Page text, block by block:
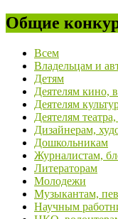
Общие
Всем
Владельцам и
Детям
Деятелям кино,
Деятелям
Деятелям
Дизайнерам,
Дошкольникам
Журналистам,
Литераторам
Молодежи
Музыкантам,
Научным